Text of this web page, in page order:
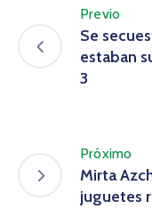
Previo
Se
estaban
3
Próximo
Mirta
juguetes